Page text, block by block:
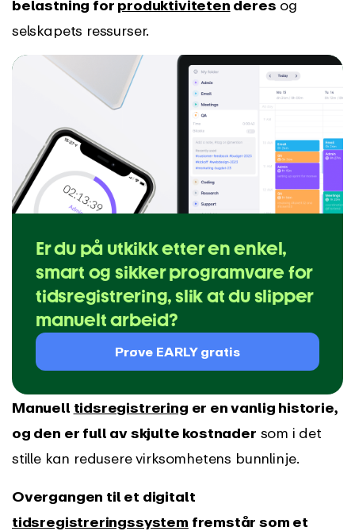
belastning for produktiviteten deres og
selskapets ressurser.
Er du på utkikk etter en enkel,
smart og sikker programvare for
tidsregistrering, slik at du slipper
manuelt arbeid?
Prøve EARLY gratis
Manuell tidsregistrering er en vanlig historie,
og den er full av skjulte kostnader som i det
stille kan redusere virksomhetens bunnlinje.
Overgangen til et digitalt
tidsregistreringssystem fremstår som et